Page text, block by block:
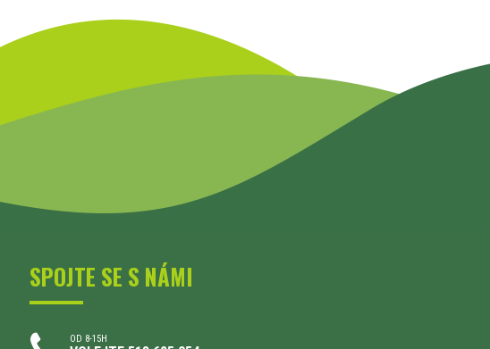
SPOJTE SE S NÁMI
OD 8-15H